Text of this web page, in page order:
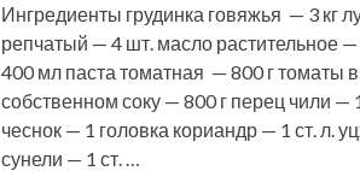
Ингредиенты грудинка говяжья — 3 кг
репчатый — 4 шт. масло растительное —
400 мл паста томатная — 800 г томаты в
собственном соку — 800 г перец чили —
чеснок — 1 головка кориандр — 1 ст. л.
сунели — 1 ст. …